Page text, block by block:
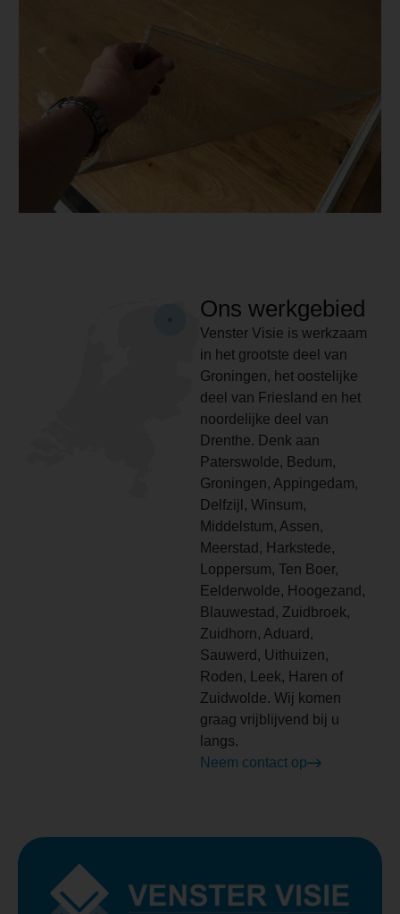
Ons werkgebied
Venster Visie is werkzaam
in het grootste deel van
Groningen, het oostelijke
deel van Friesland en het
noordelijke deel van
Drenthe. Denk aan
Paterswolde, Bedum,
Groningen, Appingedam,
Delfzijl, Winsum,
Middelstum, Assen,
Meerstad, Harkstede,
Loppersum, Ten Boer,
Eelderwolde, Hoogezand,
Blauwestad, Zuidbroek,
Zuidhorn, Aduard,
Sauwerd, Uithuizen,
Roden, Leek, Haren of
Zuidwolde. Wij komen
graag vrijblijvend bij u
langs.
Neem contact op